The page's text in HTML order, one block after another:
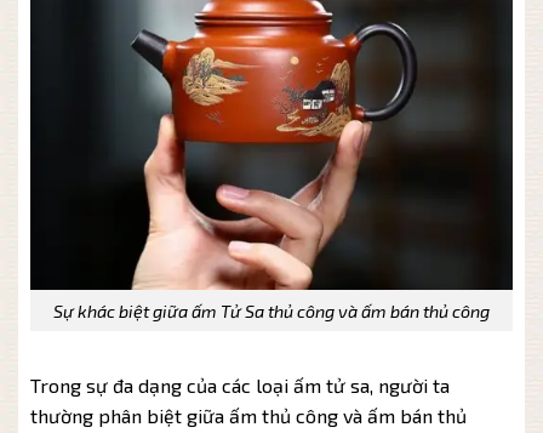
Sự khác biệt giữa ấm Tử Sa thủ công và ấm bán thủ công
Trong sự đa dạng của các loại ấm tử sa, người ta
thường phân biệt giữa ấm thủ công và ấm bán thủ